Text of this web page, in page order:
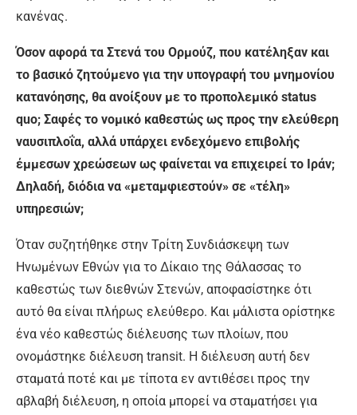
κανένας.
Όσον αφορά τα Στενά του Ορμούζ, που κατέληξαν και
το βασικό ζητούμενο για την υπογραφή του μνημονίου
κατανόησης, θα ανοίξουν με το προπολεμικό status
quo; Σαφές το νομικό καθεστώς ως προς την ελεύθερη
ναυσιπλοΐα, αλλά υπάρχει ενδεχόμενο επιβολής
έμμεσων χρεώσεων ως φαίνεται να επιχειρεί το Ιράν;
Δηλαδή, διόδια να «μεταμφιεστούν» σε «τέλη»
υπηρεσιών;
Όταν συζητήθηκε στην Τρίτη Συνδιάσκεψη των
Ηνωμένων Εθνών για το Δίκαιο της Θάλασσας το
καθεστώς των διεθνών Στενών, αποφασίστηκε ότι
αυτό θα είναι πλήρως ελεύθερο. Και μάλιστα ορίστηκε
ένα νέο καθεστώς διέλευσης των πλοίων, που
ονομάστηκε διέλευση transit. Η διέλευση αυτή δεν
σταματά ποτέ και με τίποτα εν αντιθέσει προς την
αβλαβή διέλευση, η οποία μπορεί να σταματήσει για